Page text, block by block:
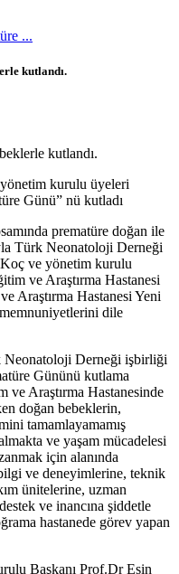
...
kutlandı.
kutlandı.
kurulu üyeleri
Günü” nü kutladı
prematüre doğan ile
Türk Neonatoloji Derneği
ve yönetim kurulu
ve Araştırma Hastanesi
Araştırma Hastanesi Yeni
memnuniyetlerini dile
Neonatoloji Derneği işbirliği
Gününü kutlama
ve Araştırma Hastanesinde
doğan bebeklerin,
tamamlayamamış
ve yaşam mücadelesi
için alanında
ve deneyimlerine, teknik
ünitelerine, uzman
ve inancına şiddetle
hastanede görev yapan
Başkanı Prof.Dr Esin